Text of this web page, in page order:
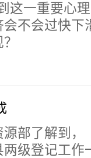
这一重要心
不会过快下
源部了解到
级登记工作